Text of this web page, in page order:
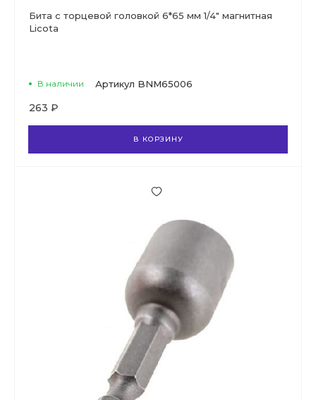
Бита с торцевой головкой 6*65 мм 1/4" магнитная
Licota
В наличии Артикул BNM65006
263 ₽
В КОРЗИНУ